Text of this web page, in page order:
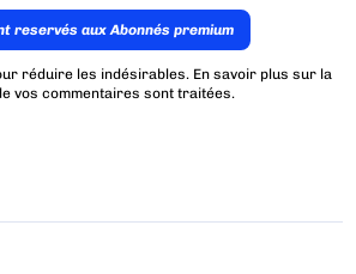
reservés aux Abonnés premium
réduire les indésirables. En savoir plus sur la
vos commentaires sont traitées.